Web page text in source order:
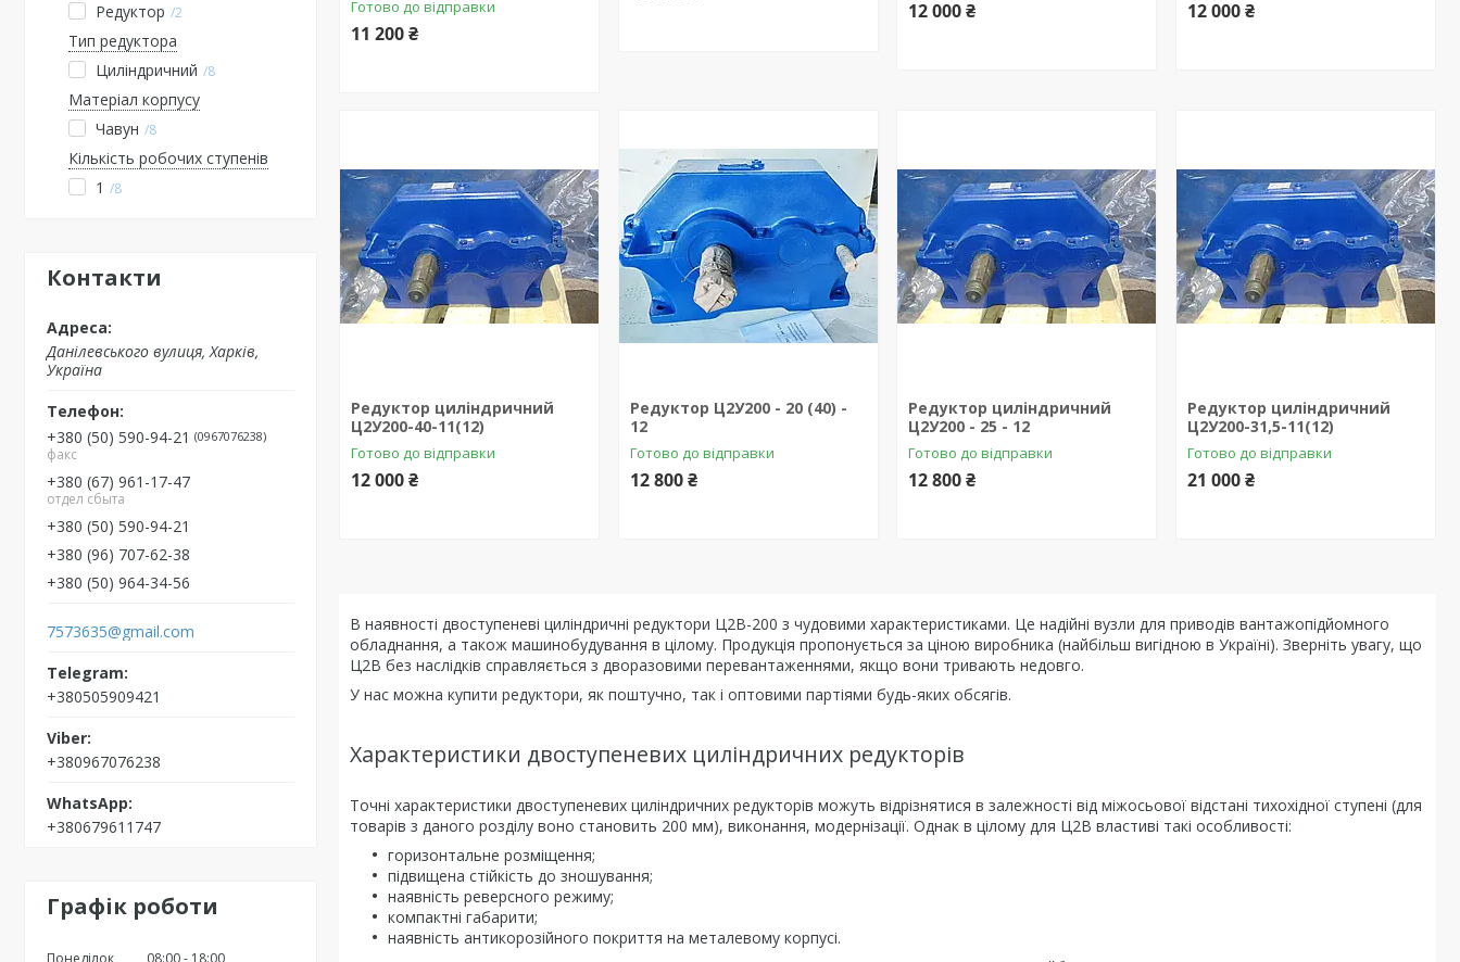
Редуктор 2
Тип редуктора
Циліндричний
8
Матеріал корпусу
Чавун
8
Кількість робочих ступенів
1
8
Контакти
Данілевського вулиця, Харків,
Україна
+380 (50) 590-94-21 0967076238
факс
+380 (67) 961-17-47
отдел сбыта
+380 (50) 590-94-21
+380 (96) 707-62-38
+380 (50) 964-34-56
7573635@gmail.com
+380505909421
+380967076238
+380679611747
Графік роботи
Понеділок 08:00 18:00
Готово до відправки
11 200 ₴
12 000 ₴ 12 000 ₴
Редуктор циліндричний
Ц2У200-40-11(12)
Готово до відправки
12 000 ₴
Редуктор Ц2У200 - 20 (40) -
12
Готово до відправки
12 800 ₴
Редуктор циліндричний
Ц2У200 - 25 - 12
Готово до відправки
12 800 ₴
Редуктор циліндричний
Ц2У200-31,5-11(12)
Готово до відправки
21 000 ₴
В наявності двоступеневі циліндричні редуктори Ц2В-200 з чудовими характеристиками. Це надійні вузли для приводів вантажопідйомного
обладнання, а також машинобудування в цілому. Продукція пропонується за ціною виробника (найбільш вигідною в Україні). Зверніть увагу, що
Ц2В без наслідків справляється з дворазовими перевантаженнями, якщо вони тривають недовго.
У нас можна купити редуктори, як поштучно, так і оптовими партіями будь-яких обсягів.
Характеристики двоступеневих циліндричних редукторів
Точні характеристики двоступеневих циліндричних редукторів можуть відрізнятися в залежності від міжосьової відстані тихохідної ступені (для
товарів з даного розділу воно становить 200 мм), виконання, модернізації. Однак в цілому для Ц2В властиві такі особливості:
горизонтальне розміщення;
підвищена стійкість до зношування;
наявність реверсного режиму;
компактні габарити;
наявність антикорозійного покриття на металевому корпусі.